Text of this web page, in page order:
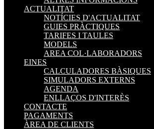
ACTUALITAT
NOTÍCIES D'ACTUALITAT
GUIES PRÀCTIQUES
TARIFES I TAULES
MODELS
AREA COL·LABORADORS
EINES
CALCULADORES BÀSIQUES
SIMULADORS EXTERNS
AGENDA
ENLLAÇOS D'INTERÈS
CONTACTE
PAGAMENTS
ÀREA DE CLIENTS